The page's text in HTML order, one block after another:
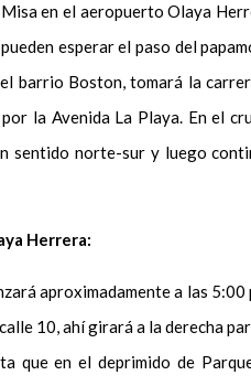
en el aeropuerto Olaya
esperar el paso del
barrio Boston, tomará la
la Avenida La Playa. En el
sentido norte-sur y luego
Herrera:
aproximadamente a las 5:00
10, ahí girará a la derecha
que en el deprimido de